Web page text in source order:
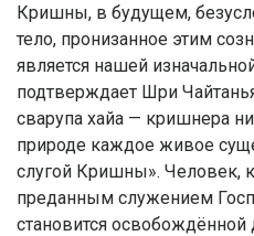
Кришны, в будущем,
тело, пронизанное этим
является нашей
подтверждает Шри
сварупа хайа — кришнера
природе каждое живое
слугой Кришны». Человек,
преданным служением
становится освобождённой